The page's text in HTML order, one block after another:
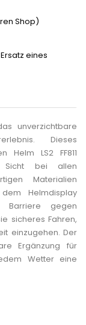
Shop)
eines
unverzichtbare
Dieses
LS2 FF811
Sicht bei allen
Materialien
Helmdisplay
Barriere gegen
sicheres Fahren,
einzugehen. Der
Ergänzung für
Wetter eine